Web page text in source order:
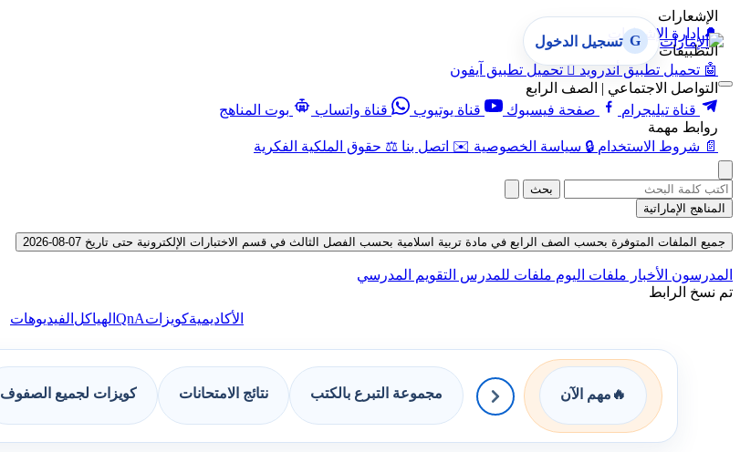
الإشعارات
🔔 إدارة الإشعارات
التطبيقات
🤖 تحميل تطبيق أندرويد  تحميل تطبيق آيفون
التواصل الاجتماعي | الصف الرابع
قناة تيليجرام
صفحة فيسبوك قناة يوتيوب قناة واتساب
بوت المناهج
روابط مهمة
📄 شروط الاستخدام 🔒 سياسة الخصوصية ✉️ اتصل بنا ⚖️ حقوق الملكية الفكرية
G تسجيل الدخول
بحث
المناهج الإماراتية
جميع الملفات المتوفرة بحسب الصف الرابع في مادة تربية اسلامية بحسب الفصل الثالث في قسم الاختبارات الإلكترونية حتى تاريخ 07-08-2026
المدرسون الأخبار ملفات اليوم ملفات للمدرس التقويم المدرسي
تم نسخ الرابط
الأكاديميةكويزاتQnA الهياكل الفيديوهات
🔥 مهم الآن مجموعة التبرع بالكتب نتائج الامتحانات كويزات لجميع الصفوف